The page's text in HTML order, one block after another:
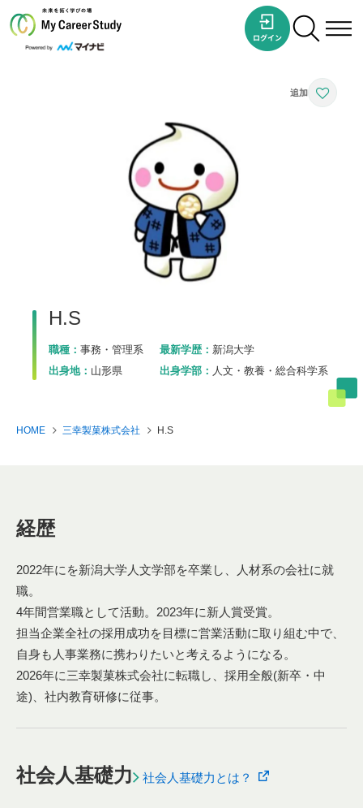
H.S
職種： 事務・管理系 最新学歴： 新潟大学
出身地： 山形県 出身学部： 人文・教養・総合科学系
HOME 三幸製菓株式会社 H.S
経歴
2022年にを新潟大学人文学部を卒業し、人材系の会社に就
職。
4年間営業職として活動。2023年に新人賞受賞。
担当企業全社の採用成功を目標に営業活動に取り組む中で、
自身も人事業務に携わりたいと考えるようになる。
2026年に三幸製菓株式会社に転職し、採用全般(新卒・中
途)、社内教育研修に従事。
社会人基礎力 社会人基礎力とは？